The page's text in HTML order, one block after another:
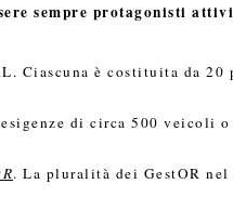
sempre protagonisti
Ciascuna è costituita da
di circa 500
. La pluralità dei GestOR